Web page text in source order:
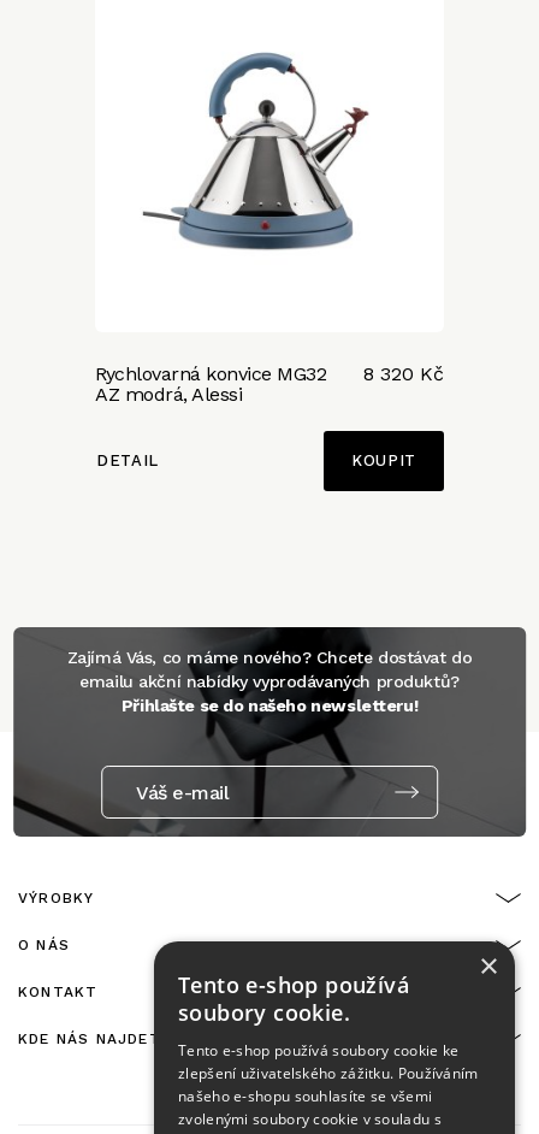
Rychlovarná konvice MG32
AZ modrá, Alessi
8 320 Kč
DETAIL
Zajímá Vás, co máme nového? Chcete dostávat do
emailu akční nabídky vyprodávaných produktů?
Přihlašte se do našeho newsletteru!
Váš e-mail
VÝROBKY
O NÁS
KONTAKT
KDE NÁS NAJDETE
×
Tento e-shop používá
soubory cookie.
Tento e-shop používá soubory cookie ke
zlepšení uživatelského zážitku. Používáním
našeho e-shopu souhlasíte se všemi
zvolenými soubory cookie v souladu s